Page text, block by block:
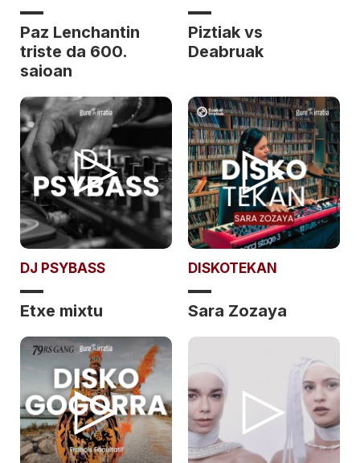
Paz Lenchantin
triste da 600.
saioan
Piztiak vs
Deabruak
DJ PSYBASS
Etxe mixtu
DISKOTEKAN
Sara Zozaya